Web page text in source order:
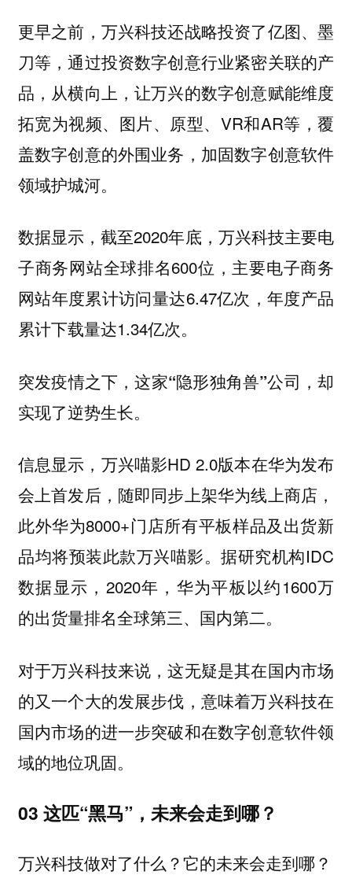
更早之前，万兴科技还战略投资了亿图、墨
刀等，通过投资数字创意行业紧密关联的产
品，从横向上，让万兴的数字创意赋能维度
拓宽为视频、图片、原型、VR和AR等，覆
盖数字创意的外围业务，加固数字创意软件
领域护城河。
数据显示，截至2020年底，万兴科技主要电
子商务网站全球排名600位，主要电子商务
网站年度累计访问量达6.47亿次，年度产品
累计下载量达1.34亿次。
突发疫情之下，这家“隐形独角兽”公司，却
实现了逆势生长。
信息显示，万兴喵影HD 2.0版本在华为发布
会上首发后，随即同步上架华为线上商店，
此外华为8000+门店所有平板样品及出货新
品均将预装此款万兴喵影。据研究机构IDC
数据显示，2020年，华为平板以约1600万
的出货量排名全球第三、国内第二。
对于万兴科技来说，这无疑是其在国内市场
的又一个大的发展步伐，意味着万兴科技在
国内市场的进一步突破和在数字创意软件领
域的地位巩固。
03 这匹“黑马”，未来会走到哪？
万兴科技做对了什么？它的未来会走到哪？